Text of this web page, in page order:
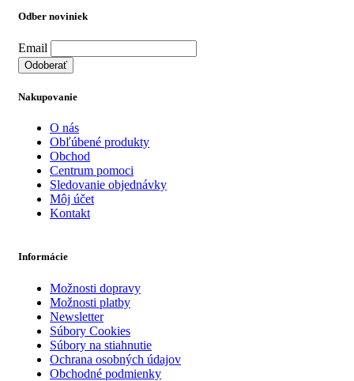
Odber noviniek
Email
Nakupovanie
O nás
Obľúbené produkty
Obchod
Centrum pomoci
Sledovanie objednávky
Môj účet
Kontakt
Informácie
Možnosti dopravy
Možnosti platby
Newsletter
Súbory Cookies
Súbory na stiahnutie
Ochrana osobných údajov
Obchodné podmienky